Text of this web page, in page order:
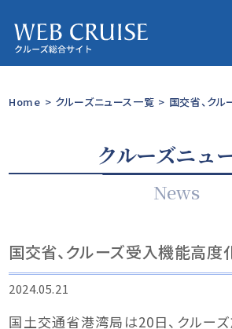
Home > クルーズニュース一覧 > 国交省、ク
クルーズニュ
News
国交省、クルーズ受入機能高度
2024.05.21
国土交通省港湾局は20日、クルー